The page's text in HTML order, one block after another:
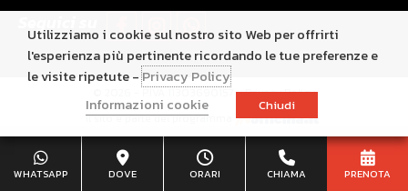
© 2026 - P.IVA 11303690157 -Privacy Policy
Il sito è parte del programma
WHATSAPP DOVE ORARI CHIAMA PRENOTA
Utilizziamo i cookie sul nostro sito Web per offrirti
l'esperienza più pertinente ricordando le tue preferenze e
le visite ripetute -Privacy Policy
Informazioni cookie
Chiudi